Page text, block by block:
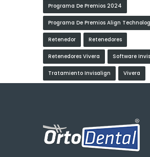
Programa De Premios 2024
Programa De Premios Align
Retenedor Retenedores
Retenedores Vivera Software
Tratamiento Invisalign Vivera